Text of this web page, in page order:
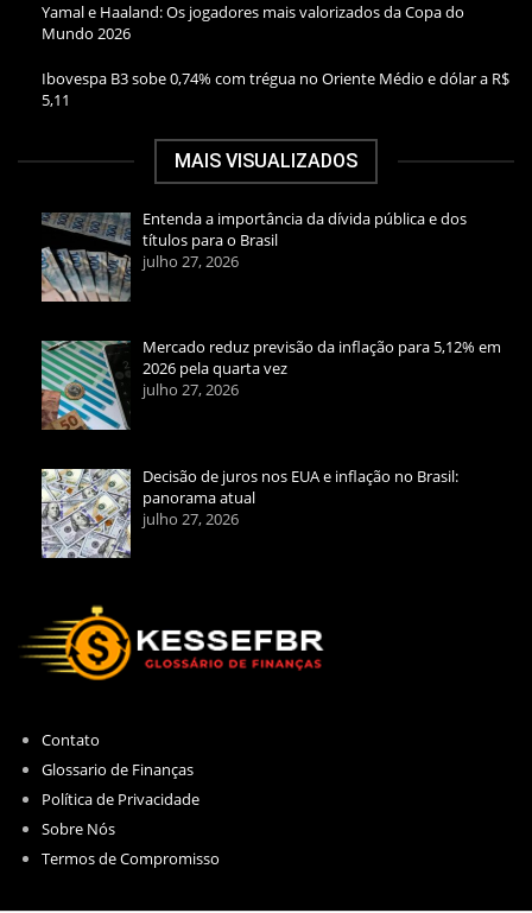
Yamal e Haaland: Os jogadores mais valorizados da Copa do
Mundo 2026
Ibovespa B3 sobe 0,74% com trégua no Oriente Médio e dólar a R$
5,11
MAIS VISUALIZADOS
Entenda a importância da dívida pública e dos
títulos para o Brasil
julho 27, 2026
Mercado reduz previsão da inflação para 5,12% em
2026 pela quarta vez
julho 27, 2026
Decisão de juros nos EUA e inflação no Brasil:
panorama atual
julho 27, 2026
Contato
Glossario de Finanças
Política de Privacidade
Sobre Nós
Termos de Compromisso